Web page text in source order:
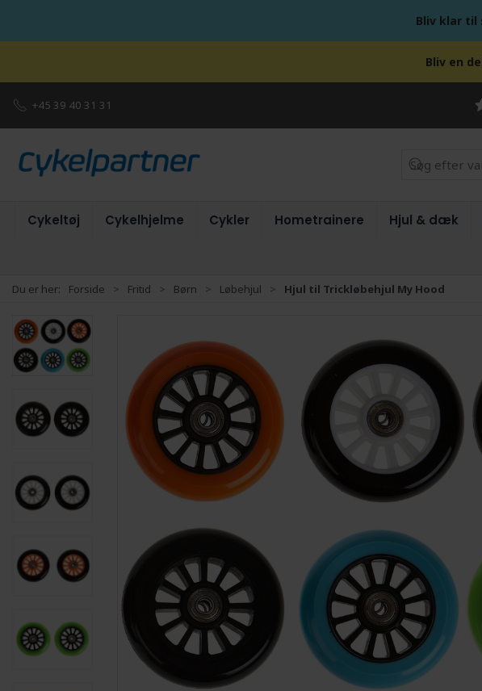
Bliv klar
Bliv en
+45 39 40 31 31
Cykeltøj Cykelhjelme Cykler Hometrainere Hjul & dæk
Du er her: Forside Fritid Børn Løbehjul Hjul til Trickløbehjul My Hood